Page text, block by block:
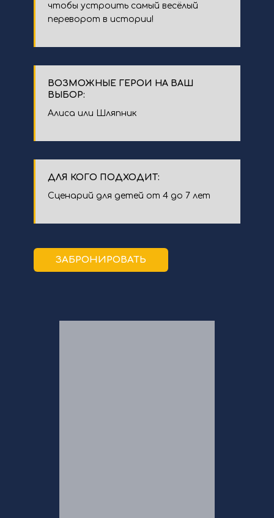
чтобы устроить самый весёлый
переворот в истории!
ВОЗМОЖНЫЕ ГЕРОИ НА ВАШ
ВЫБОР:
Алиса или Шляпник
ДЛЯ КОГО ПОДХОДИТ:
Сценарий для детей от 4 до 7 лет
ЗАБРОНИРОВАТЬ